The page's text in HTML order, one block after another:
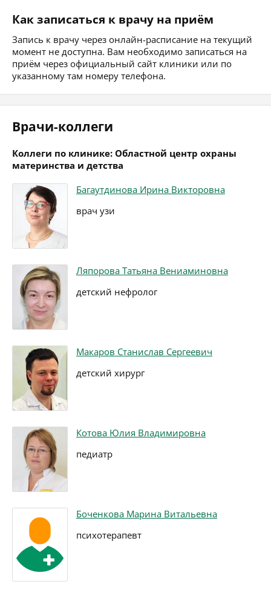
Как записаться к врачу на приём
Запись к врачу через онлайн-расписание на текущий
момент не доступна. Вам необходимо записаться на
приём через официальный сайт клиники или по
указанному там номеру телефона.
Врачи-коллеги
Коллеги по клинике: Областной центр охраны
материнства и детства
Багаутдинова Ирина Викторовна
врач узи
Ляпорова Татьяна Вениаминовна
детский нефролог
Макаров Станислав Сергеевич
детский хирург
Котова Юлия Владимировна
педиатр
Боченкова Марина Витальевна
психотерапевт